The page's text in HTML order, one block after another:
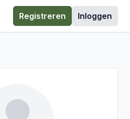
Registreren Inloggen